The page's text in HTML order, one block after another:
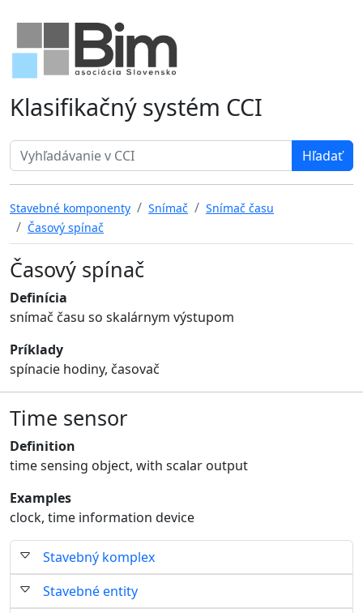
Klasifikačný systém CCI
Search term
Stavebný komplex
Stavebné entity
Stavebné komponenty Snímač
Snímač času
Časový spínač
Časový spínač
Definícia
snímač času so skalárnym výstupom
Príklady
spínacie hodiny, časovač
Time sensor
Definition
time sensing object, with scalar output
Examples
clock, time information device